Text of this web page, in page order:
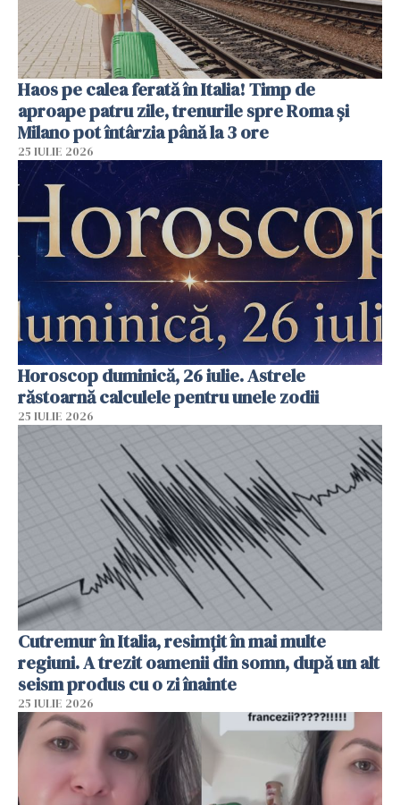
Haos pe calea ferată în Italia! Timp de
aproape patru zile, trenurile spre Roma și
Milano pot întârzia până la 3 ore
25 IULIE 2026
Horoscop duminică, 26 iulie. Astrele
răstoarnă calculele pentru unele zodii
25 IULIE 2026
Cutremur în Italia, resimțit în mai multe
regiuni. A trezit oamenii din somn, după un alt
seism produs cu o zi înainte
25 IULIE 2026